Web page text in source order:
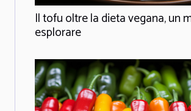
Il tofu oltre la dieta vegana, un
esplorare